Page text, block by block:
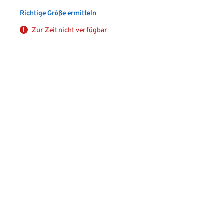
Richtige Größe ermitteln
Zur Zeit nicht verfügbar